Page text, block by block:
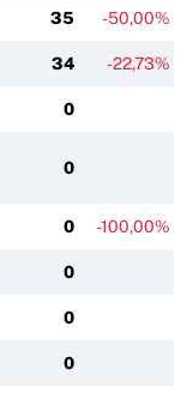
35 -50,00%
34 -22,73%
0
0
0 -100,00%
0
0
0